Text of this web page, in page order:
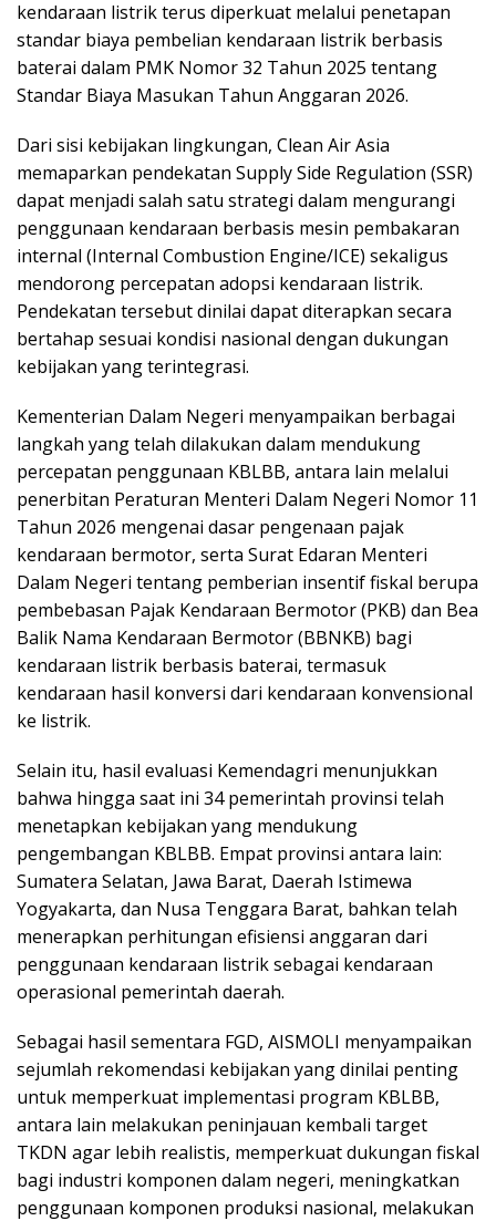
kendaraan listrik terus diperkuat melalui penetapan
standar biaya pembelian kendaraan listrik berbasis
baterai dalam PMK Nomor 32 Tahun 2025 tentang
Standar Biaya Masukan Tahun Anggaran 2026.
Dari sisi kebijakan lingkungan, Clean Air Asia
memaparkan pendekatan Supply Side Regulation (SSR)
dapat menjadi salah satu strategi dalam mengurangi
penggunaan kendaraan berbasis mesin pembakaran
internal (Internal Combustion Engine/ICE) sekaligus
mendorong percepatan adopsi kendaraan listrik.
Pendekatan tersebut dinilai dapat diterapkan secara
bertahap sesuai kondisi nasional dengan dukungan
kebijakan yang terintegrasi.
Kementerian Dalam Negeri menyampaikan berbagai
langkah yang telah dilakukan dalam mendukung
percepatan penggunaan KBLBB, antara lain melalui
penerbitan Peraturan Menteri Dalam Negeri Nomor 11
Tahun 2026 mengenai dasar pengenaan pajak
kendaraan bermotor, serta Surat Edaran Menteri
Dalam Negeri tentang pemberian insentif fiskal berupa
pembebasan Pajak Kendaraan Bermotor (PKB) dan Bea
Balik Nama Kendaraan Bermotor (BBNKB) bagi
kendaraan listrik berbasis baterai, termasuk
kendaraan hasil konversi dari kendaraan konvensional
ke listrik.
Selain itu, hasil evaluasi Kemendagri menunjukkan
bahwa hingga saat ini 34 pemerintah provinsi telah
menetapkan kebijakan yang mendukung
pengembangan KBLBB. Empat provinsi antara lain:
Sumatera Selatan, Jawa Barat, Daerah Istimewa
Yogyakarta, dan Nusa Tenggara Barat, bahkan telah
menerapkan perhitungan efisiensi anggaran dari
penggunaan kendaraan listrik sebagai kendaraan
operasional pemerintah daerah.
Sebagai hasil sementara FGD, AISMOLI menyampaikan
sejumlah rekomendasi kebijakan yang dinilai penting
untuk memperkuat implementasi program KBLBB,
antara lain melakukan peninjauan kembali target
TKDN agar lebih realistis, memperkuat dukungan fiskal
bagi industri komponen dalam negeri, meningkatkan
penggunaan komponen produksi nasional, melakukan